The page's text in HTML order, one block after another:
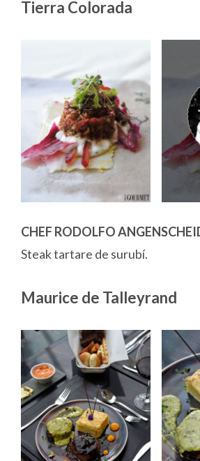
Tierra Colorada
CHEF RODOLFO
Steak tartare de surubí.
Maurice de Talleyrand